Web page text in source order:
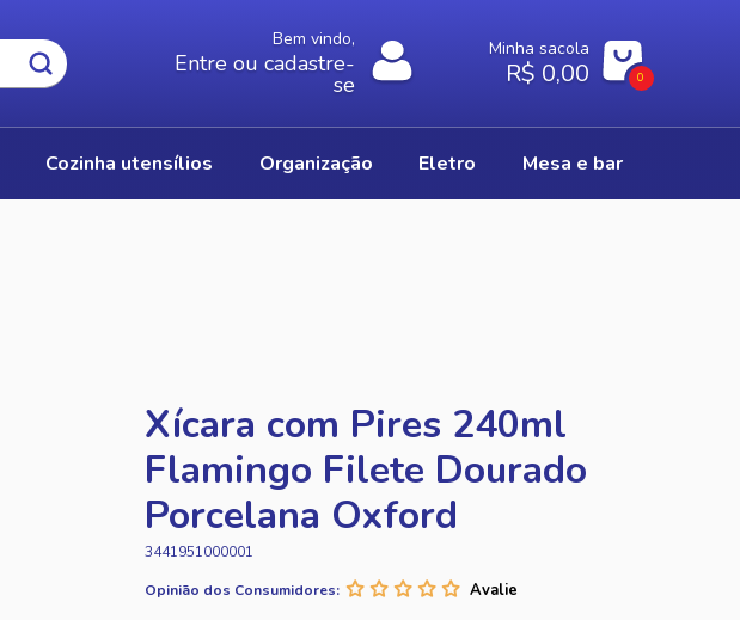
Bem vindo,
Entre ou cadastre-
se
Minha sacola
R$ 0,00 0
cozinha utensílios organização eletro mesa e bar
Xícara com Pires 240ml
Flamingo Filete Dourado
Porcelana Oxford
3441951000001
Opinião dos Consumidores: